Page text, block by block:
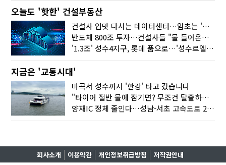
오늘도 '핫한' 건설부동산
건설사 입맛 다시는 데이터센터…암초는 '주민 반대'
반도체 800조 투자…건설사들 "물 들어온다!"
'1.3조' 성수4지구, 롯데 품으로…'성수르엘 S70' 거듭
지금은 '교통시대'
마곡서 성수까지 '한강' 타고 갔습니다
"타이어 절반 물에 잠기면? 무조건 탈출하세요"
양재IC 정체 줄인다…성남-서초 고속도로 2029년 착공
회사소개 이용약관 개인정보취급방침 저작권안내